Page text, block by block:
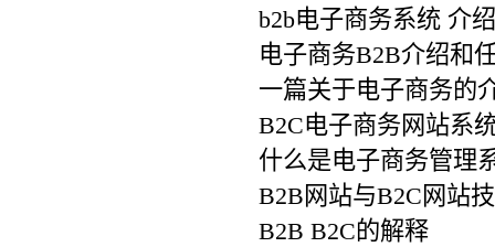
b2b电子商务系统 介绍
电子商务B2B介绍和
一篇关于电子商务的
B2C电子商务网站系
什么是电子商务管理
B2B网站与B2C网站
B2B B2C的解释